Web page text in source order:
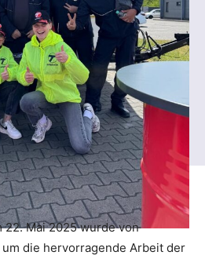
22. Mai 2025 wurde von
die hervorragende Arbeit der